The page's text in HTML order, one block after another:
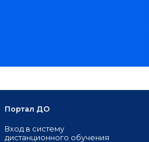
Портал ДО
Вход в систему
дистанционного обучения